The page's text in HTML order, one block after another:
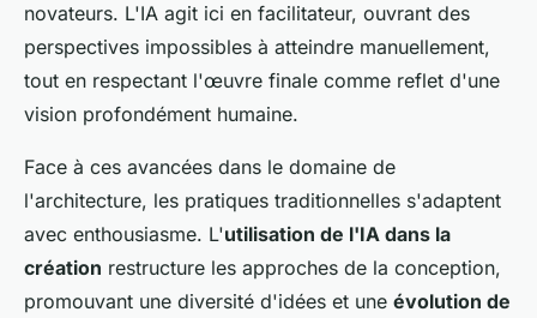
novateurs. L'IA agit ici en facilitateur, ouvrant des
perspectives impossibles à atteindre manuellement,
tout en respectant l'œuvre finale comme reflet d'une
vision profondément humaine.
Face à ces avancées dans le domaine de
l'architecture, les pratiques traditionnelles s'adaptent
avec enthousiasme. L'utilisation de l'IA dans la
création restructure les approches de la conception,
promouvant une diversité d'idées et une évolution de